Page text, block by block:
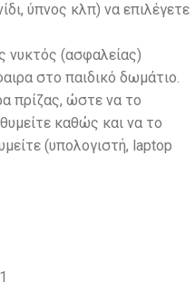
ύπνος κλπ) να επιλέγετε
νυκτός (ασφαλείας)
στο παιδικό δωμάτιο.
πρίζας, ώστε να το
καθώς και να το
(υπολογιστή, laptop